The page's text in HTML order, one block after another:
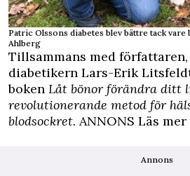
Patric Olssons diabetes blev bättre tack
Ahlberg
Tillsammans med
diabetikern Lars-Erik
boken Låt bönor förändra ditt
revolutionerande metod för
blodsockret. ANNONS Läs
Annons